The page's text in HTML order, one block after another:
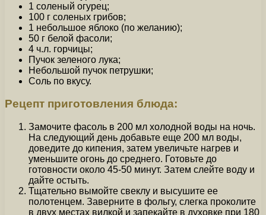
1 соленый огурец;
100 г соленых грибов;
1 небольшое яблоко (по желанию);
50 г белой фасоли;
4 ч.л. горчицы;
Пучок зеленого лука;
Небольшой пучок петрушки;
Соль по вкусу.
Рецепт приготовления блюда:
Замочите фасоль в 200 мл холодной воды на ночь.
На следующий день добавьте еще 200 мл воды,
доведите до кипения, затем увеличьте нагрев и
уменьшите огонь до среднего. Готовьте до
готовности около 45-50 минут. Затем слейте воду и
дайте остыть.
Тщательно вымойте свеклу и высушите ее
полотенцем. Заверните в фольгу, слегка проколите
в двух местах вилкой и запекайте в духовке при 180